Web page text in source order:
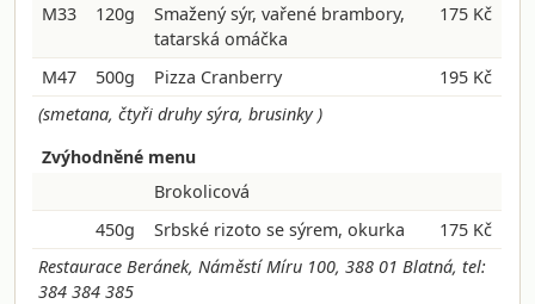
M33 120g
Smažený sýr, vařené brambory,
tatarská omáčka
175 Kč
M47 500g Pizza Cranberry
195 Kč
(smetana, čtyři druhy sýra, brusinky )
Zvýhodněné menu
Brokolicová
450g
Srbské rizoto se sýrem, okurka
175 Kč
Restaurace Beránek, Náměstí Míru 100, 388 01 Blatná, tel:
384 384 385